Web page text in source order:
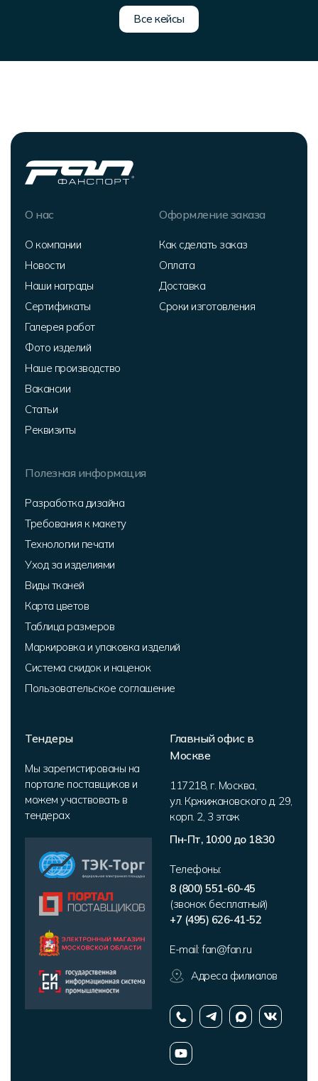
Все кейсы
О нас
О компании
Новости
Наши награды
Сертификаты
Галерея работ
Фото изделий
Наше производство
Вакансии
Статьи
Реквизиты
Оформление заказа
Как сделать заказ
Оплата
Доставка
Сроки изготовления
Полезная информация
Разработка дизайна
Требования к макету
Технологии печати
Уход за изделиями
Виды тканей
Карта цветов
Таблица размеров
Маркировка и упаковка изделий
Система скидок и наценок
Пользовательское соглашение
Тендеры
Мы зарегистированы на
портале поставщиков и
можем участвовать в
тендерах
Главный офис в
Москве
117218, г. Москва,
ул. Кржижановского д. 29,
корп. 2, 3 этаж
Пн-Пт, 10:00 до 18:30
Телефоны:
8 (800) 551-60-45
(звонок бесплатный)
+7 (495) 626-41-52
E-mail: fan@fan.ru
Адреса филиалов